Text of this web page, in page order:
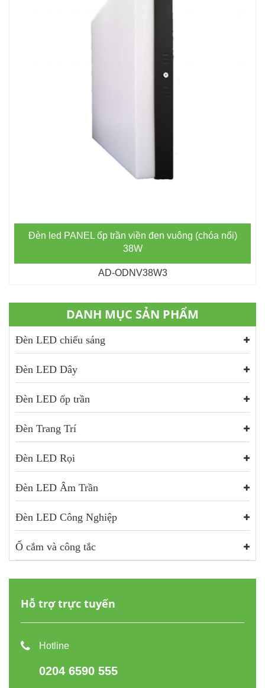
Đèn led PANEL ốp trần viền đen vuông (chóa nổi)
38W
AD-ODNV38W3
DANH MỤC SẢN PHẨM
Đèn LED chiếu sáng
Đèn LED Dây
Đèn LED ốp trần
Đèn Trang Trí
Đèn LED Rọi
Đèn LED Âm Trần
Đèn LED Công Nghiệp
Ổ cắm và công tắc
Hỗ trợ trực tuyến
Hotline
0204 6590 555